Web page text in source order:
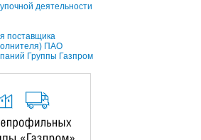
деятельности
поставщика
ПАО
Группы Газпром